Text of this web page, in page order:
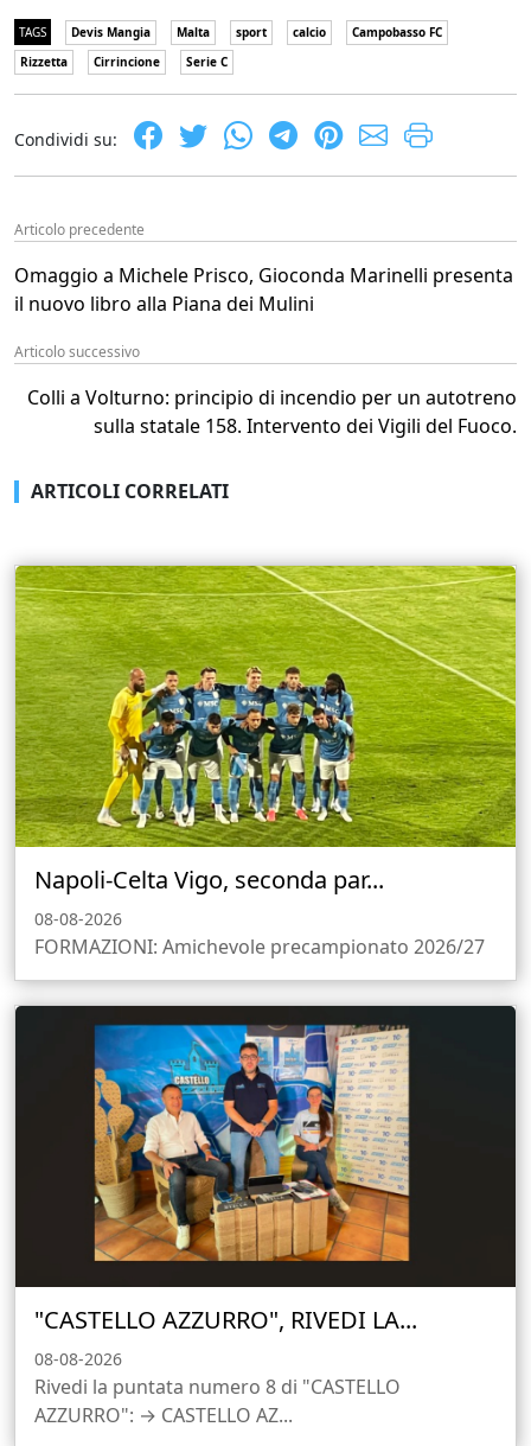
TAGS Devis Mangia Malta sport calcio
Campobasso FC
Rizzetta
Cirrincione Serie C
Condividi su:
Articolo precedente
Omaggio a Michele Prisco, Gioconda Marinelli presenta
il nuovo libro alla Piana dei Mulini
Articolo successivo
Colli a Volturno: principio di incendio per un autotreno
sulla statale 158. Intervento dei Vigili del Fuoco.
ARTICOLI CORRELATI
Napoli-Celta Vigo, seconda par...
08-08-2026
FORMAZIONI: Amichevole precampionato 2026/27
"CASTELLO AZZURRO", RIVEDI LA...
08-08-2026
Rivedi la puntata numero 8 di "CASTELLO
AZZURRO": → CASTELLO AZ...